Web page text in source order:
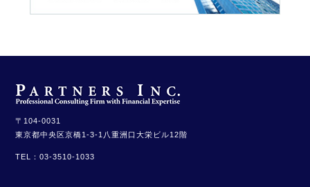
〒104-0031
東京都中央区京橋1-3-1 八重洲口大栄ビル12階
TEL：03-3510-1033